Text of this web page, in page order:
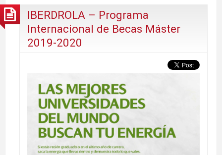
IBERDROLA – Programa
Internacional de Becas Máster
2019-2020